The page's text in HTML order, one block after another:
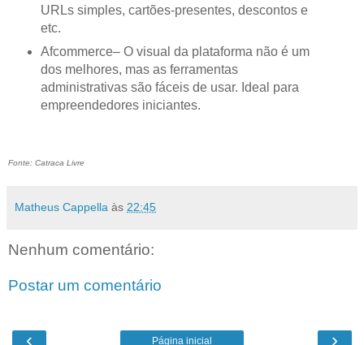
URLs simples, cartões-presentes, descontos e
etc.
Afcommerce– O visual da plataforma não é um
dos melhores, mas as ferramentas
administrativas são fáceis de usar. Ideal para
empreendedores iniciantes.
Fonte: Catraca Livre
Matheus Cappella às 22:45
Nenhum comentário:
Postar um comentário
‹ ›
Página inicial